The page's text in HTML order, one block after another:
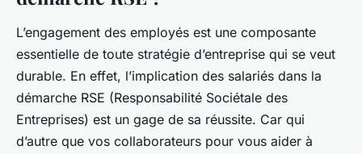
L’engagement des employés est une composante
essentielle de toute stratégie d’entreprise qui se veut
durable. En effet, l’implication des salariés dans la
démarche RSE (Responsabilité Sociétale des
Entreprises) est un gage de sa réussite. Car qui
d’autre que vos collaborateurs pour vous aider à